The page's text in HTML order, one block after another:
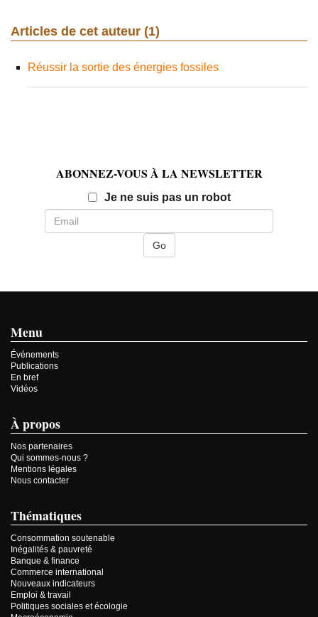
Articles de cet auteur (1)
Réussir la sortie des énergies fossiles
ABONNEZ-VOUS À LA NEWSLETTER
Je ne suis pas un robotEmail
Menu
Événements
Publications
En bref
Vidéos
À propos
Nos partenaires
Qui sommes-nous ?
Mentions légales
Nous contacter
Thématiques
Consommation soutenable
Inégalités & pauvreté
Banque & finance
Commerce international
Nouveaux indicateurs
Emploi & travail
Politiques sociales et écologie